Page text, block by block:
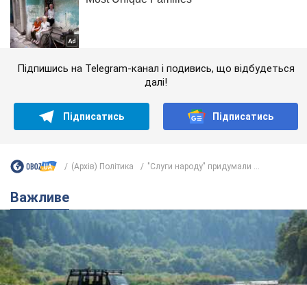
Підпишись на Telegram-канал і подивись, що відбудеться
далі!
Підписатись Підписатись
(Архів) Політика "Слуги народу" придумали ...
Важливе